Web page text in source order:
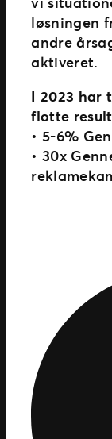
løsningen
andre
aktiveret.
I 2023 har
flotte
• 5-6%
• 30x